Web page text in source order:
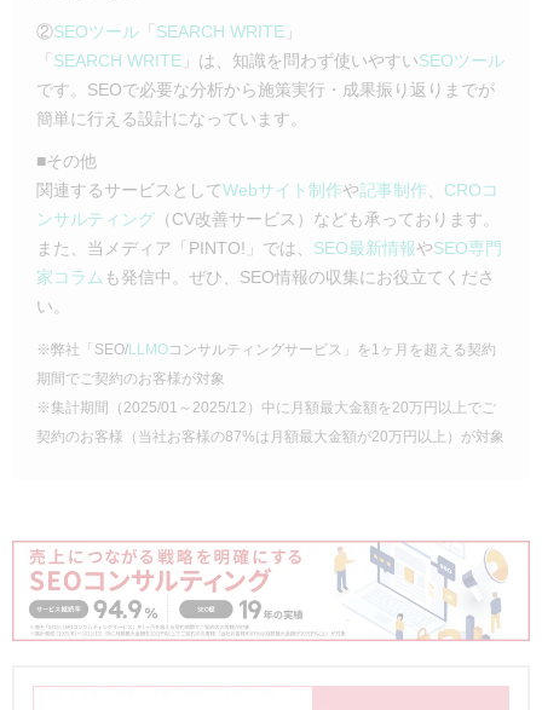
②SEOツール「 SEARCH WRITE」
「 SEARCH WRITE」は、知識を問わず使いやすいSEOツール
です。SEOで必要な分析から施策実行・成果振り返りまでが
簡単に行える設計になっています。
■その他
関連するサービスとしてWebサイト制作や記事制作
CROコ
ンサルティング（CV改善サービス）なども承っております。
また、当メディア「PINTO!」では、 SEO最新情報やSEO専門
家コラム も発信中。ぜひ、SEO情報の収集にお役立てくださ
い。
※弊社「SEO/LLMOコンサルティングサービス」を1ヶ月を超える契約
期間でご契約のお客様が対象
※集計期間（2025/01～2025/12）中に月額最大金額を20万円以上でご
契約のお客様（当社お客様の87%は月額最大金額が20万円以上）が対象